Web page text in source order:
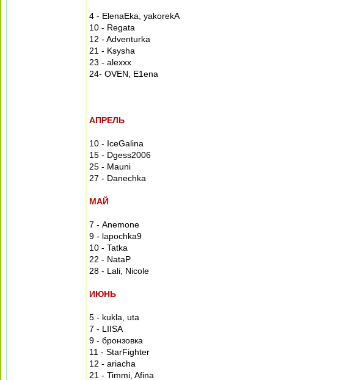
4 - ElenaEka, yakorekA
10 - Regata
12 - Adventurka
21 - Ksysha
23 - alexxx
24- OVEN, E1ena
АПРЕЛЬ
10 - IceGalina
15 - Dgess2006
25 - Mauni
27 - Danechka
МАЙ
7 - Anemone
9 - lapochka9
10 - Tatka
22 - NataP
28 - Lali, Nicole
ИЮНЬ
5 - kukla, uta
7 - LIISA
9 - бронзовка
11 - StarFighter
12 - ariacha
21 - Timmi, Afina